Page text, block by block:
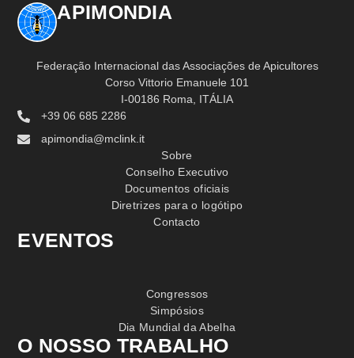
APIMONDIA
Federação Internacional das Associações de Apicultores
Corso Vittorio Emanuele 101
I-00186 Roma, ITÁLIA
+39 06 685 2286
apimondia@mclink.it
Sobre
Conselho Executivo
Documentos oficiais
Diretrizes para o logótipo
Contacto
EVENTOS
Congressos
Simpósios
Dia Mundial da Abelha
O NOSSO TRABALHO